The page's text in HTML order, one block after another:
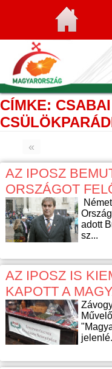
CÍMKE:
«
AZ IPOSZ
ORSZÁGOT
adott
sz...
AZ IPOSZ IS
KAPOTT A